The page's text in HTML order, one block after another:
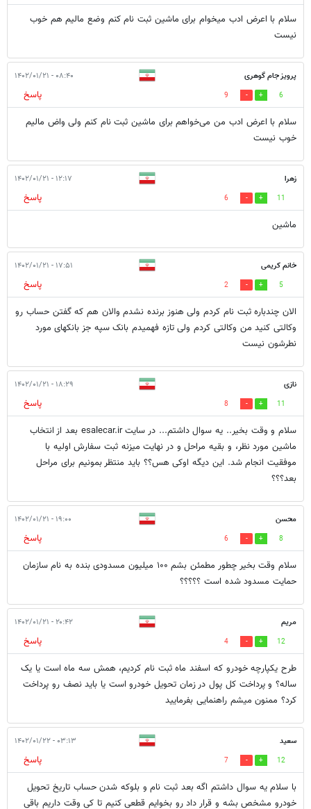
سلام با اعرض ادب میخوام برای ماشین ثبت نام کنم وضع مالیم هم خوب
نیست
پرویز جام گوهری ۰۸:۴۰ - ۱۴۰۲/۰۱/۲۱
6
9
پاسخ
سلام با اعرض ادب من می‌خواهم برای ماشین ثبت نام کنم ولی واض مالیم
خوب نیست
زهرا ۱۲:۱۷ - ۱۴۰۲/۰۱/۲۱
11
6
پاسخ
ماشین
خانم کریمی ۱۷:۵۱ - ۱۴۰۲/۰۱/۲۱
5
2
پاسخ
الان چندباره ثبت نام کردم ولی هنوز برنده نشدم والان هم که گفتن حساب رو
وکالتی کنید من وکالتی کردم ولی تازه فهمیدم بانک سپه جز بانکهای مورد
نطرشون نیست
نازی ۱۸:۲۹ - ۱۴۰۲/۰۱/۲۱
11
8
پاسخ
سلام و وقت بخیر.. یه سوال داشتم... در سایت esalecar.ir بعد از انتخاب
ماشین مورد نظر، و بقیه مراحل و در نهایت میزنه ثبت سفارش اولیه با
موفقیت انجام شد. این دیگه اوکی هس؟؟ باید منتظر بمونیم برای مراحل
بعد؟؟؟
محسن ۱۹:۰۰ - ۱۴۰۲/۰۱/۲۱
8
6
پاسخ
سلام وقت بخیر چطور مطمئن بشم ۱۰۰ میلیون مسدودی بنده به نام سازمان
حمایت مسدود شده است ؟؟؟؟؟
مریم ۲۰:۴۲ - ۱۴۰۲/۰۱/۲۱
12
4
پاسخ
طرح یکپارچه خودرو که اسفند ماه ثبت نام کردیم، همش سه ماه است یا یک
ساله؟ و پرداخت کل پول در زمان تحویل خودرو است یا باید نصف رو پرداخت
کرد؟ ممنون میشم راهنمایی بفرمایید
سعید ۰۳:۱۳ - ۱۴۰۲/۰۱/۲۲
12
7
پاسخ
با سلام یه سوال داشتم اگه بعد ثبت نام و بلوکه شدن حساب تاریخ تحویل
خودرو مشخص بشه و قرار داد رو بخوایم قطعی کنیم تا کی وقت داریم باقی